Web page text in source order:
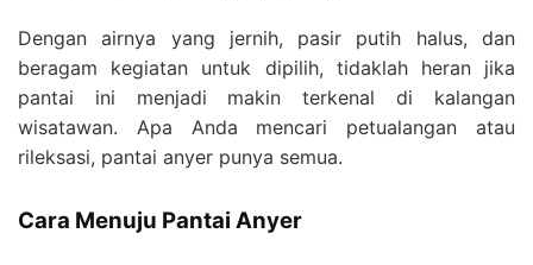
Dengan airnya yang jernih, pasir putih halus, dan
beragam kegiatan untuk dipilih, tidaklah heran jika
pantai ini menjadi makin terkenal di kalangan
wisatawan. Apa Anda mencari petualangan atau
rileksasi, pantai anyer punya semua.
Cara Menuju Pantai Anyer